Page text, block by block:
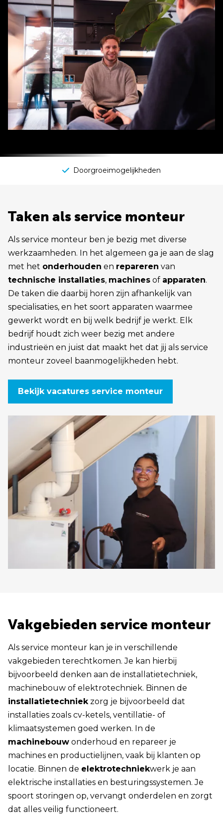
Doorgroeimogelijkheden
Taken als service monteur
Als service monteur ben je bezig met diverse
werkzaamheden. In het algemeen ga je aan de slag
met het onderhouden en repareren van
technische installaties, machines of apparaten.
De taken die daarbij horen zijn afhankelijk van
specialisaties, en het soort apparaten waarmee
gewerkt wordt en bij welk bedrijf je werkt. Elk
bedrijf houdt zich weer bezig met andere
industrieën en juist dat maakt het dat jij als service
monteur zoveel baanmogelijkheden hebt.
Bekijk vacatures service monteur
Vakgebieden service monteur
Als service monteur kan je in verschillende
vakgebieden terechtkomen. Je kan hierbij
bijvoorbeeld denken aan de installatietechniek,
machinebouw of elektrotechniek. Binnen de
installatietechniek zorg je bijvoorbeeld dat
installaties zoals cv-ketels, ventillatie- of
klimaatsystemen goed werken. In de
machinebouw onderhoud en repareer je
machines en productielijnen, vaak bij klanten op
locatie. Binnen de elektrotechniekwerk je aan
elektrische installaties en besturingssystemen. Je
spoort storingen op, vervangt onderdelen en zorgt
dat alles veilig functioneert.